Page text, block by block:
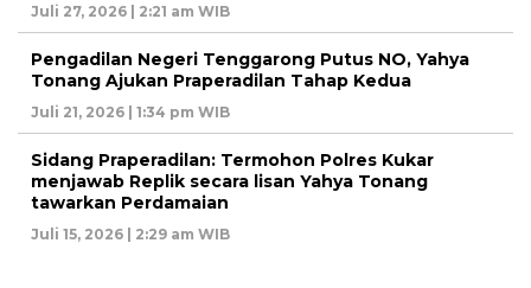
Juli 27, 2026 | 2:21 am WIB
Pengadilan Negeri Tenggarong Putus NO, Yahya
Tonang Ajukan Praperadilan Tahap Kedua
Juli 21, 2026 | 1:34 pm WIB
Sidang Praperadilan: Termohon Polres Kukar
menjawab Replik secara lisan Yahya Tonang
tawarkan Perdamaian
Juli 15, 2026 | 2:29 am WIB